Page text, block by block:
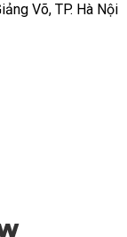
Võ, TP. Hà Nội